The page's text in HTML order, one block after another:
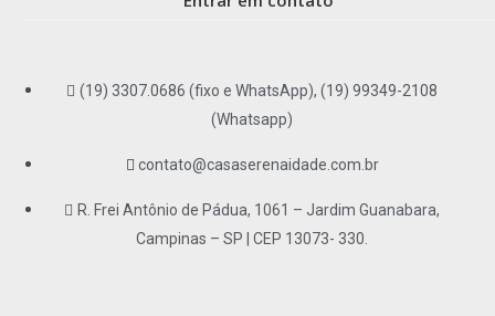
(19) 3307.0686 (fixo e WhatsApp), (19) 99349-2108
(Whatsapp)
contato@casaserenaidade.com.br
R. Frei Antônio de Pádua, 1061 – Jardim Guanabara,
Campinas – SP | CEP 13073- 330.